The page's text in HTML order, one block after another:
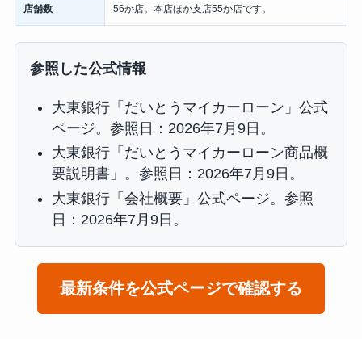
店舗数 56か店。本店ほか支店55か店です。
参照した公式情報
大東銀行「だいとうマイカーローン」公式
ページ。参照日：2026年7月9日。
大東銀行「だいとうマイカーローン商品概
要説明書」。参照日：2026年7月9日。
大東銀行「会社概要」公式ページ。参照
日：2026年7月9日。
最新条件を公式ページで確認する